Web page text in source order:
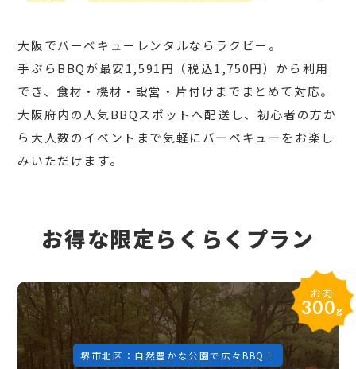
大阪でバーベキューレンタルならラクビー。
手ぶらBBQが最安1,591円（税込1,750円）から利用
でき、食材・機材・設営・片付けまでまとめて対応。
大阪府内の人気BBQスポットへ配送し、初心者の方か
ら大人数のイベントまで気軽にバーベキューをお楽し
みいただけます。
お得な限定らくらくプラン
お肉
300g
堺市北区：自然豊かな公園で広々BBQ！